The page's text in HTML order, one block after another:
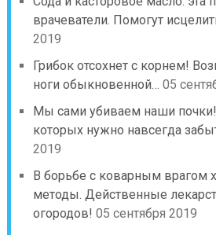
врачеватели. Помогут
2019
Грибок отсохнет с корнем!
ноги обыкновенной… 05
Мы сами убиваем наши
которых нужно навсегда
2019
В борьбе с коварным
методы. Действенные
огородов! 05 сентября 2019